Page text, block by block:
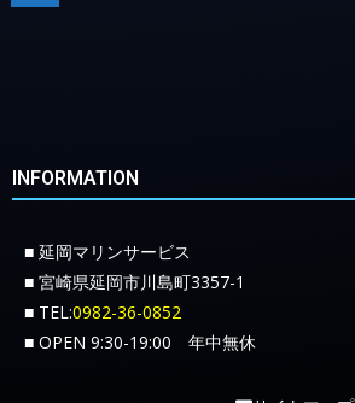
INFORMATION
■ 延岡マリンサービス
■ 宮崎県延岡市川島町3357-1
■ TEL:0982-36-0852
■ OPEN 9:30-19:00 年中無休